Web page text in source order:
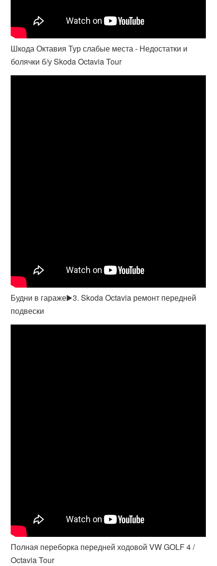
Шкода Октавия Тур слабые места - Недостатки и
болячки б/у Skoda Octavia Tour
Будни в гараже▶️3. Skoda Octavia ремонт передней
подвески
Полная переборка передней ходовой VW GOLF 4 /
Octavia Tour